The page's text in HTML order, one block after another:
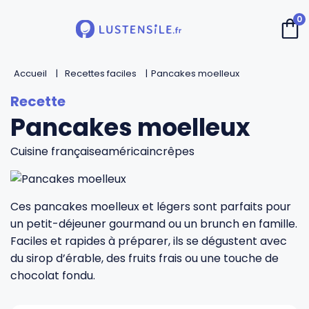
Retour
Cuillères
Spatules
Fouets
Pinces et piques
Louches
Retour
Couteaux de chef
Couteaux d’office
Couteaux Santoku
Couteaux bec d’oiseau
Couteaux dentés
Retour
Casseroles
Faitouts et cocottes
Poêles
Sauteuses
Woks
Retour
André Verdier
Mirontaine
Roger Orfèvre
Tournabois
Jean Dubost
0
Accueil Recettes faciles Pancakes moelleux
Pancakes moelleux
Cuisine françaiseaméricaincrêpes
Ces pancakes moelleux et légers sont parfaits pour
un petit-déjeuner gourmand ou un brunch en famille.
Faciles et rapides à préparer, ils se dégustent avec
du sirop d’érable, des fruits frais ou une touche de
chocolat fondu.